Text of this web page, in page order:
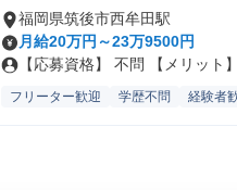
福岡県筑後市西牟田駅
月給20万円～23万9500円
【応募資格】 不問 【メリット
フリーター歓迎 学歴不問 経験者